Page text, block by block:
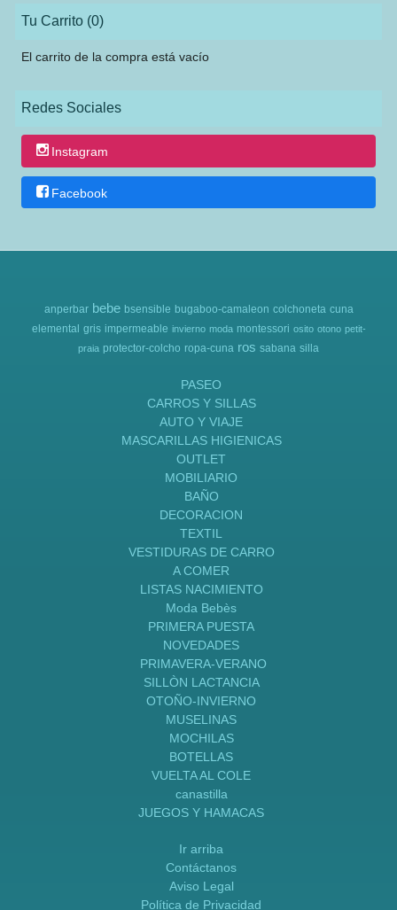
Tu Carrito (0)
El carrito de la compra está vacío
Redes Sociales
Instagram
Facebook
anperbar bebe bsensible bugaboo-camaleon colchoneta cuna
elemental gris impermeable invierno moda montessori osito otono petit-
praia protector-colcho ropa-cuna ros sabana silla
PASEO
CARROS Y SILLAS
AUTO Y VIAJE
MASCARILLAS HIGIENICAS
OUTLET
MOBILIARIO
BAÑO
DECORACION
TEXTIL
VESTIDURAS DE CARRO
A COMER
LISTAS NACIMIENTO
Moda Bebès
PRIMERA PUESTA
NOVEDADES
PRIMAVERA-VERANO
SILLÒN LACTANCIA
OTOÑO-INVIERNO
MUSELINAS
MOCHILAS
BOTELLAS
VUELTA AL COLE
canastilla
JUEGOS Y HAMACAS
Ir arriba
Contáctanos
Aviso Legal
Política de Privacidad